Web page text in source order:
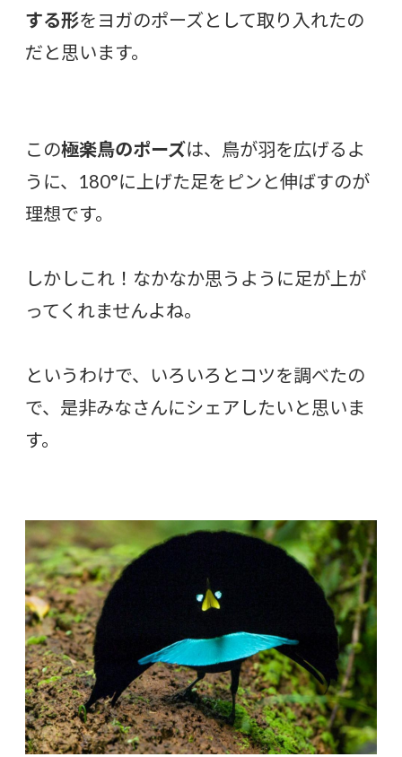
する形をヨガのポーズとして取り入れたの
だと思います。
この極楽鳥のポーズは、鳥が羽を広げるよ
うに、180°に上げた足をピンと伸ばすのが
理想です。
しかしこれ！なかなか思うように足が上が
ってくれませんよね。
というわけで、いろいろとコツを調べたの
で、是非みなさんにシェアしたいと思いま
す。